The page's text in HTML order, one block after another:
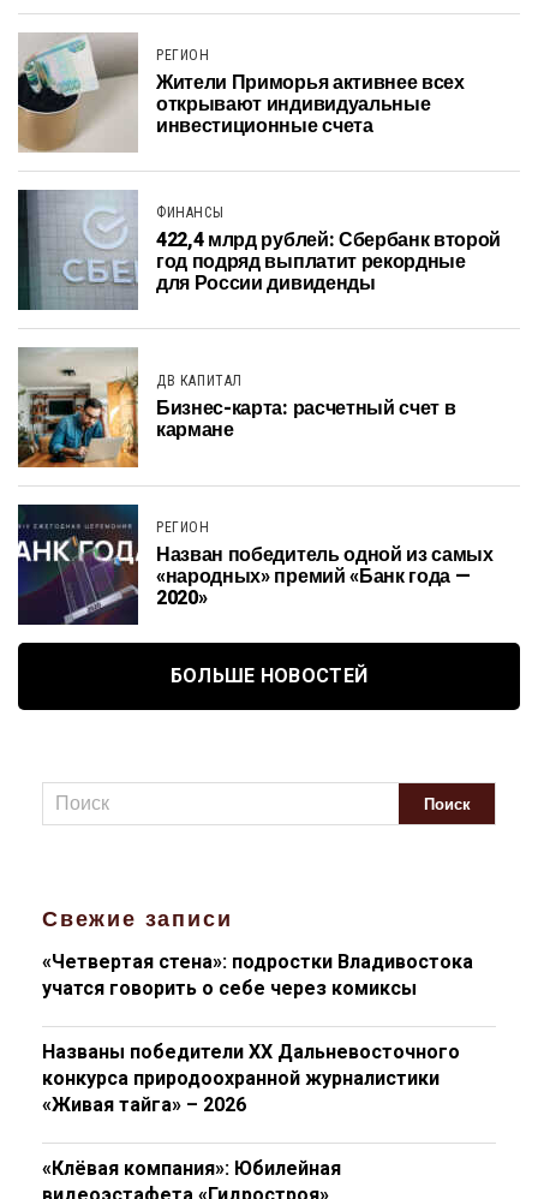
РЕГИОН
Жители Приморья активнее всех
открывают индивидуальные
инвестиционные счета
ФИНАНСЫ
422,4 млрд рублей: Сбербанк второй
год подряд выплатит рекордные
для России дивиденды
ДВ КАПИТАЛ
Бизнес-карта: расчетный счет в
кармане
РЕГИОН
Назван победитель одной из самых
«народных» премий «Банк года —
2020»
БОЛЬШЕ НОВОСТЕЙ
Свежие записи
«Четвертая стена»: подростки Владивостока
учатся говорить о себе через комиксы
Названы победители XX Дальневосточного
конкурса природоохранной журналистики
«Живая тайга» – 2026
«Клёвая компания»: Юбилейная